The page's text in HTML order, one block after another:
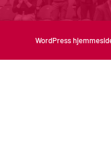
WordPress